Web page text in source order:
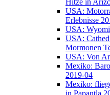
Hitze in
USA:
Erlebnisse
USA:
USA:
Mormonen
USA: Von
Mexiko:
2019-04
Mexiko:
in Papantla